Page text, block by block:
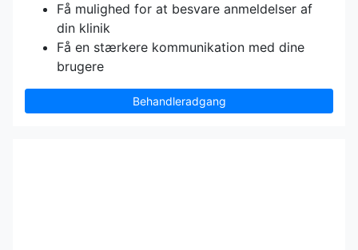
Få mulighed for at besvare anmeldelser af
din klinik
Få en stærkere kommunikation med dine
brugere
Behandleradgang